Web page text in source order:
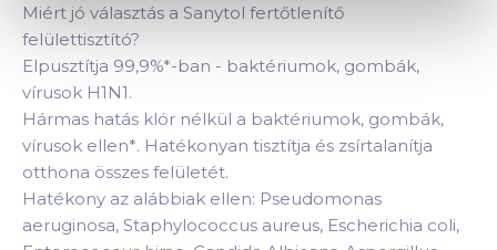
Miért jó választás a Sanytol fertőtlenítő
felülettisztító?
Elpusztítja 99,9%*-ban - baktériumok, gombák,
vírusok H1N1.
Hármas hatás klór nélkül a baktériumok, gombák,
vírusok ellen*. Hatékonyan tisztítja és zsírtalanítja
otthona összes felületét.
Hatékony az alábbiak ellen: Pseudomonas
aeruginosa, Staphylococcus aureus, Escherichia coli,